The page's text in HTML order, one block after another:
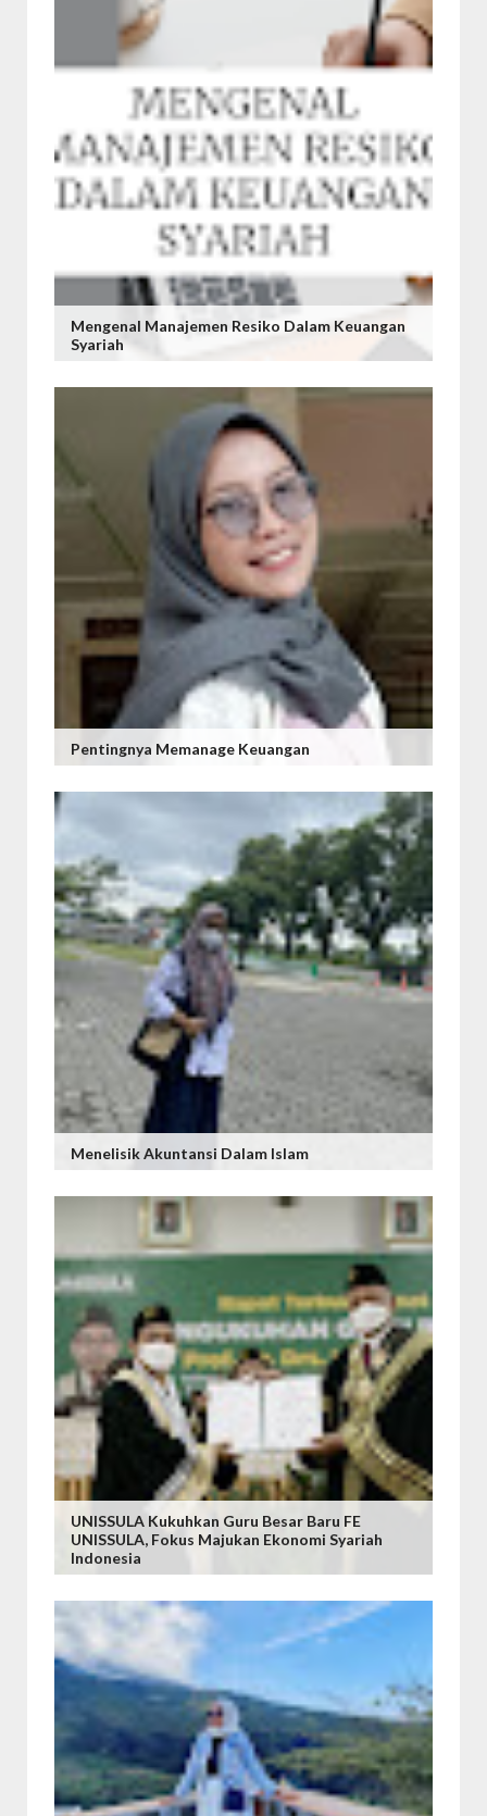
Mengenal Manajemen Resiko Dalam Keuangan
Syariah
Pentingnya Memanage Keuangan
Menelisik Akuntansi Dalam Islam
UNISSULA Kukuhkan Guru Besar Baru FE
UNISSULA, Fokus Majukan Ekonomi Syariah
Indonesia